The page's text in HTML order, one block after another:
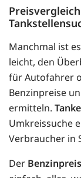
Manchmal ist
leicht, den
für Autofahrer
Benzinpreise
ermitteln.
Umkreissuche
Verbraucher in
Der